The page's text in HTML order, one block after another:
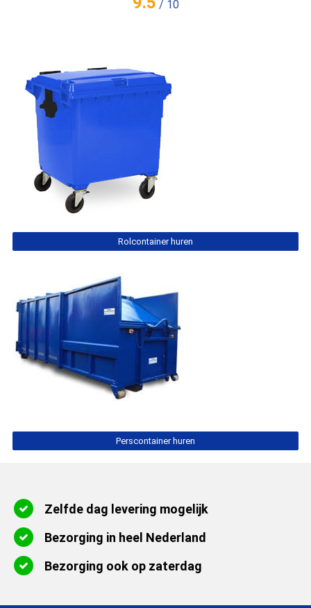
/ 10
Rolcontainer huren
Perscontainer huren
Zelfde dag levering mogelijk
Bezorging in heel Nederland
Bezorging ook op zaterdag